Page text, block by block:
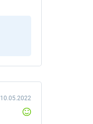
10.05.2022